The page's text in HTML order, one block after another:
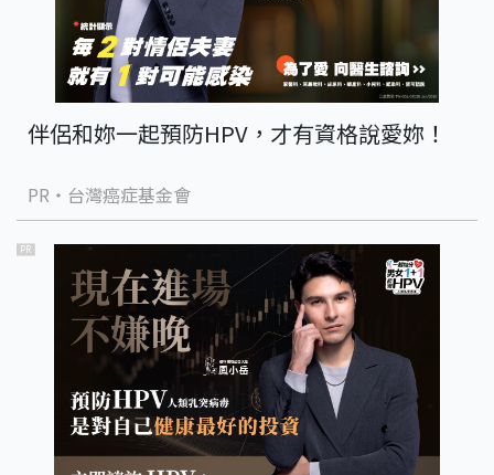
伴侶和妳一起預防HPV，才有資格說愛妳！
PR・台灣癌症基金會
PR